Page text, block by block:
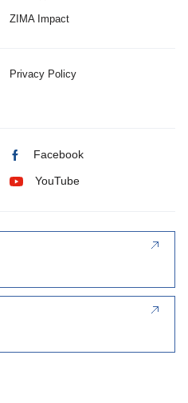
ZIMA Impact
Privacy Policy
Facebook
YouTube